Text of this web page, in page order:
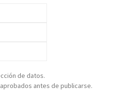
de datos.
antes de publicarse.